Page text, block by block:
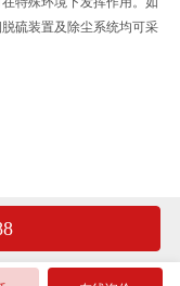
硫装置及除尘系统均可采